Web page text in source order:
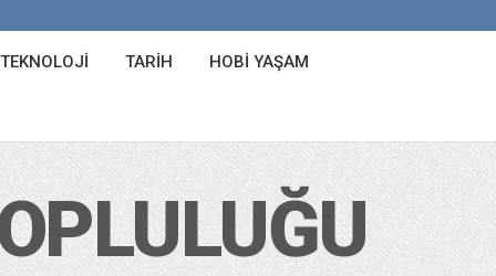
TARIH HOBI YAŞAM